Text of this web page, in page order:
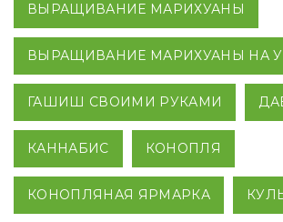
ВЫРАЩИВАНИЕ МАРИХУАНЫ
ВЫРАЩИВАНИЕ МАРИХУАНЫ НА
ГАШИШ СВОИМИ РУКАМИ
КАННАБИС КОНОПЛЯ
КОНОПЛЯНАЯ ЯРМАРКА